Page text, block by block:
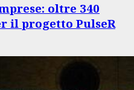
oltre 340
il progetto PulseR